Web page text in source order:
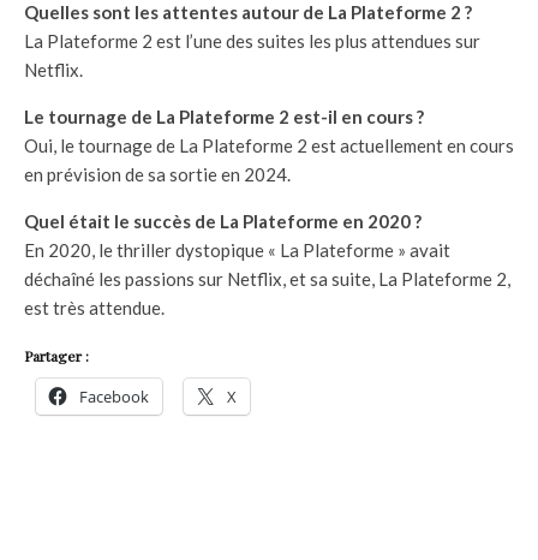
Quelles sont les attentes autour de La Plateforme 2 ?
La Plateforme 2 est l’une des suites les plus attendues sur
Netflix.
Le tournage de La Plateforme 2 est-il en cours ?
Oui, le tournage de La Plateforme 2 est actuellement en cours
en prévision de sa sortie en 2024.
Quel était le succès de La Plateforme en 2020 ?
En 2020, le thriller dystopique « La Plateforme » avait
déchaîné les passions sur Netflix, et sa suite, La Plateforme 2,
est très attendue.
Partager :
Facebook X